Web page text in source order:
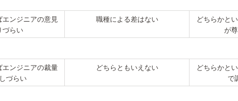
ンジニアの意見
づらい
職種による差はない
どちらかと
が
ンジニアの裁量
づらい
どちらともいえない
どちらかと
で